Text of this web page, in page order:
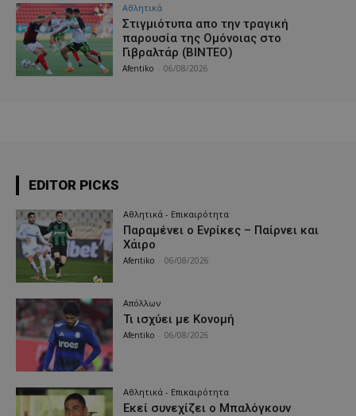
Αθλητικά
Στιγμιότυπα απο την τραγική
παρουσία της Ομόνοιας στο
Γιβραλτάρ (ΒΙΝΤΕΟ)
Afentiko 06/08/2026
EDITOR PICKS
Αθλητικά - Επικαιρότητα
Παραμένει ο Ενρίκες – Παίρνει και
Χάιρο
Afentiko 06/08/2026
Απόλλων
Τι ισχύει με Κονομή
Afentiko 06/08/2026
Αθλητικά - Επικαιρότητα
Εκεί συνεχίζει ο Μπαλόγκουν